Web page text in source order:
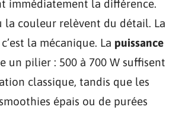
immédiatement la différence.
la couleur relèvent du détail. La
la mécanique. La puissance
un pilier : 500 à 700 W suffisent
classique, tandis que les
épais ou de purées